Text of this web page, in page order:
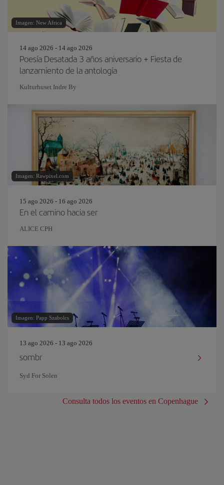
Imagen: New Africa
14 ago 2026 - 14 ago 2026
Poesía Desatada 3 años aniversario + Fiesta de
lanzamiento de la antología
Kulturhuset Indre By
Imagen: Rawpixel.com
15 ago 2026 - 16 ago 2026
En el camino hacia ser
ALICE CPH
Imagen: Papp Szabolcs
13 ago 2026 - 13 ago 2026
sombr
Syd For Solen
Consulta todos los eventos en Copenhague